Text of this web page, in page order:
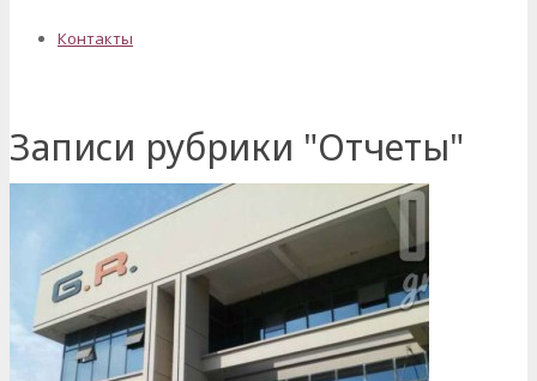
Контакты
Записи рубрики "Отчеты"